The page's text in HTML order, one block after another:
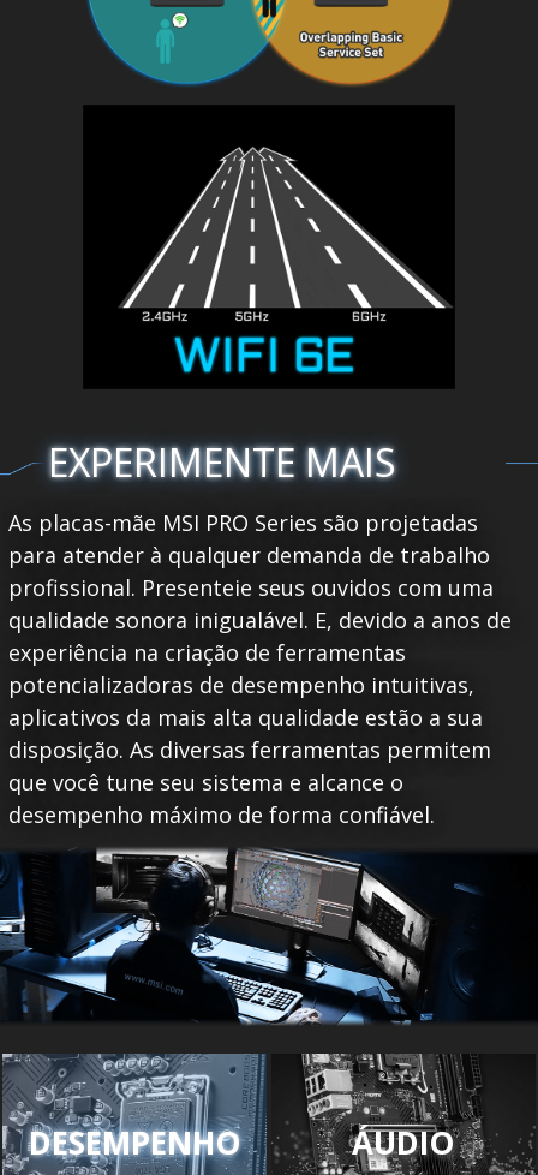
EXPERIMENTE MAIS
As placas-mãe MSI PRO Series são projetadas
para atender à qualquer demanda de trabalho
profissional. Presenteie seus ouvidos com uma
qualidade sonora inigualável. E, devido a anos de
experiência na criação de ferramentas
potencializadoras de desempenho intuitivas,
aplicativos da mais alta qualidade estão a sua
disposição. As diversas ferramentas permitem
que você tune seu sistema e alcance o
desempenho máximo de forma confiável.
DESEMPENHO ÁUDIO